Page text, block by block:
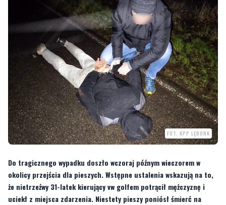
FOT. KPP LĘBORK
Do tragicznego wypadku doszło wczoraj późnym wieczorem w
okolicy przejścia dla pieszych. Wstępne ustalenia wskazują na to,
że nietrzeźwy 31-latek kierujący vw golfem potrącił mężczyznę i
uciekł z miejsca zdarzenia. Niestety pieszy poniósł śmierć na